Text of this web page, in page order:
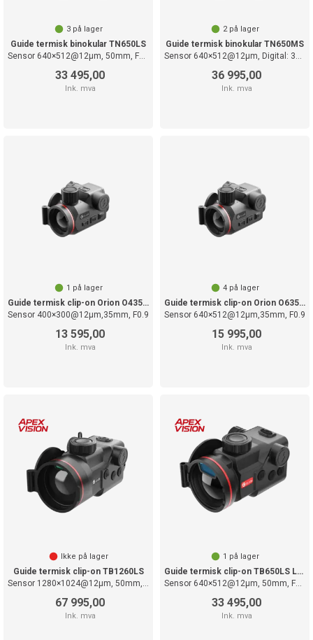
3 på lager
Guide termisk binokular TN650LS
Sensor 640×512@12µm, 50mm, F1.0
33 495,00
Ink. mva
2på lager
Guide termisk binokular TN650MS
Sensor 640×512@12µm, Digital: 3840×2160
36 995,00
Ink. mva
1 på lager
Guide termisk clip-on Orion O435CS
Sensor 400×300@12µm,35mm, F0.9
13 595,00
Ink. mva
4 på lager
Guide termisk clip-on Orion O635CS
Sensor 640×512@12µm,35mm, F0.9
15 995,00
Ink. mva
Ikke på lager
Guide termisk clip-on TB1260LS
Sensor 1280×1024@12µm, 50mm,F1.0
67 995,00
Ink. mva
1 på lager
Guide termisk clip-on TB650LS LRF
Sensor 640×512@12µm, 50mm, F0.9
33 495,00
Ink. mva